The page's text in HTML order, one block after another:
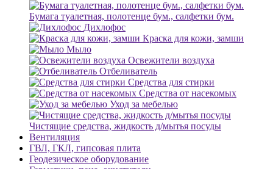
Бумага туалетная, полотенце бум., салфетки бум.
Дихлофос
Краска для кожи, замши
Мыло
Освежители воздуха
Отбеливатель
Средства для стирки
Средства от насекомых
Уход за мебелью
Чистящие средства, жидкость д/мытья посуды
Вентиляция
ГВЛ, ГКЛ, гипсовая плита
Геодезическое оборудование